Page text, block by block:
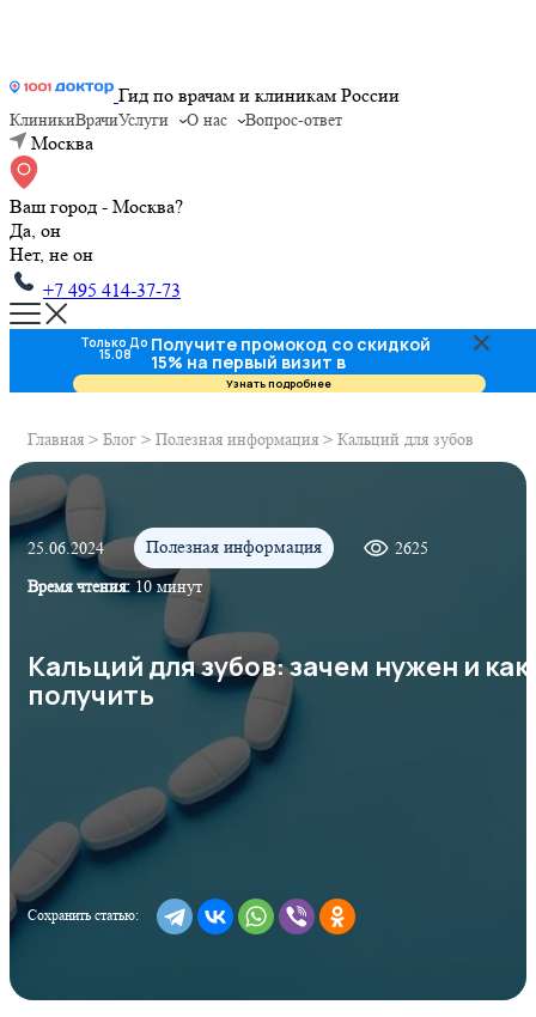
Гид по врачам и клиникам России
КлиникиВрачиУслуги О нас Вопрос-ответ
Москва
Ваш город - Москва?
Да, он
Нет, не он
+7 495 414-37-73
Главная > Блог > Полезная информация > Кальций для зубов
25.06.2024 Полезная информация
2625
Время чтения: 10 минут
Кальций для зубов: зачем нужен и как
получить
Сохранить статью:
Только До
15.08 Получите промокод со скидкой
15% на первый визит в
стоматологию
Узнать подробнее